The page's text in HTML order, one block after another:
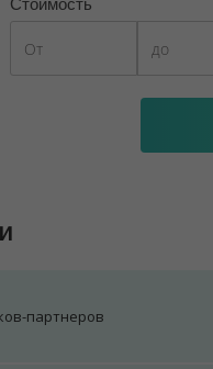
Стоимость
партнеров